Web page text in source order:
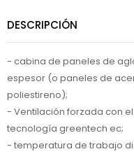
DESCRIPCIÓN
- cabina de paneles de
espesor (o paneles de
poliestireno);
- Ventilación forzada con
tecnología greentech ec;
- temperatura de trabajo